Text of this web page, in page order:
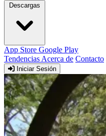
Descargas
App Store Google Play
Tendencias Acerca de Contacto
Iniciar Sesión